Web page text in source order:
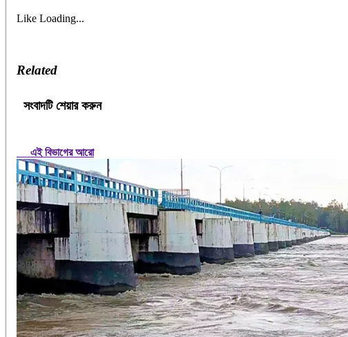
Like Loading...
Related
সংবাদটি শেয়ার করুন
এই বিভাগের আরো